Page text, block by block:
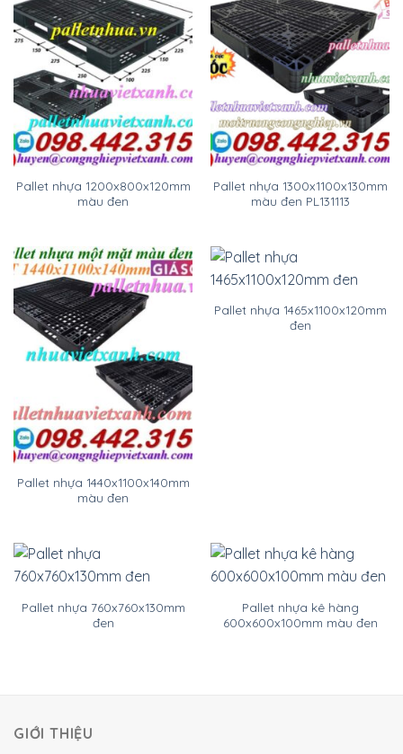
Pallet nhựa 1200x800x120mm
màu đen
Pallet nhựa 1300x1100x130mm
màu đen PL131113
Pallet nhựa 1440x1100x140mm
màu đen
Pallet nhựa 1465x1100x120mm
đen
Pallet nhựa 760x760x130mm
đen
Pallet nhựa kê hàng
600x600x100mm màu đen
GIỚI THIỆU